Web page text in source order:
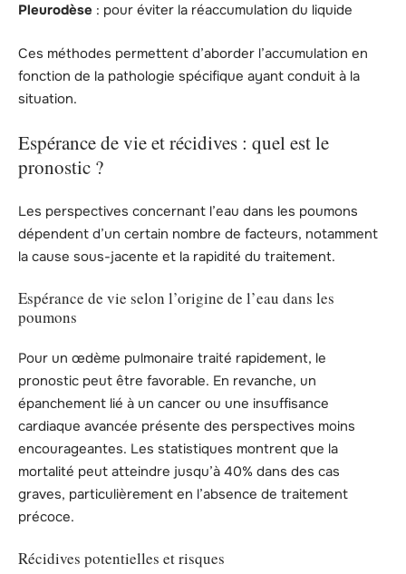
Pleurodèse : pour éviter la réaccumulation du liquide
Ces méthodes permettent d’aborder l’accumulation en
fonction de la pathologie spécifique ayant conduit à la
situation.
Espérance de vie et récidives : quel est le
pronostic ?
Les perspectives concernant l’eau dans les poumons
dépendent d’un certain nombre de facteurs, notamment
la cause sous-jacente et la rapidité du traitement.
Espérance de vie selon l’origine de l’eau dans les
poumons
Pour un œdème pulmonaire traité rapidement, le
pronostic peut être favorable. En revanche, un
épanchement lié à un cancer ou une insuffisance
cardiaque avancée présente des perspectives moins
encourageantes. Les statistiques montrent que la
mortalité peut atteindre jusqu’à 40% dans des cas
graves, particulièrement en l’absence de traitement
précoce.
Récidives potentielles et risques